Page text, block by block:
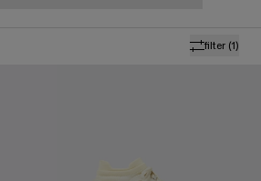
filter (1)